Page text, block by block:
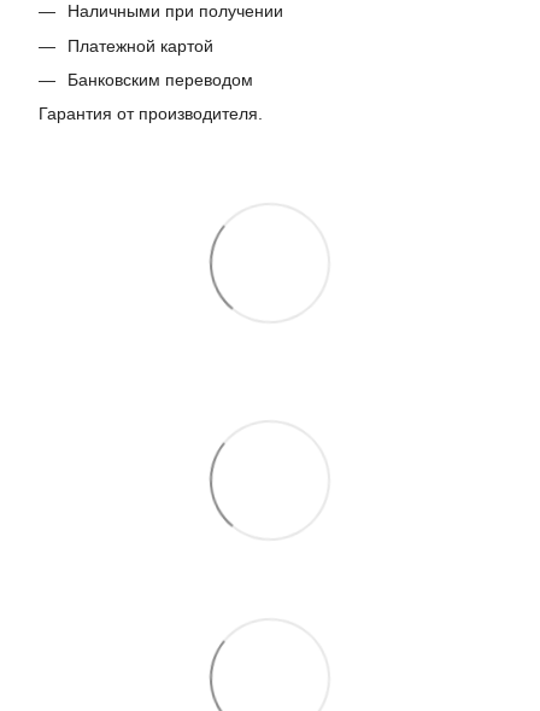
Наличными при получении
Платежной картой
Банковским переводом
Гарантия от производителя.